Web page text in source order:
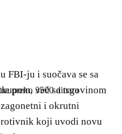
preko 3500 dinara
FBI-ju i suočava se sa
već sa trgovinom
i okrutni
koji uvodi novu